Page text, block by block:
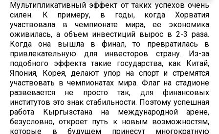
Мультипликативный эффект от таких успехов очень
силен. К примеру, в годы, когда Хорватия
участвовала в чемпионате мира, ее экономика
оживилась, а объем инвестиций вырос в 2-3 раза.
Когда она вышла в финал, то превратилась в
привлекательную для инвесторов страну. Из-за
подобного эффекта такие государства, как Китай,
Япония, Корея, делают упор на спорт и стремятся
участвовать в чемпионатах мира. Флаг на стадионе
развевается не просто так, для финансовых
институтов это знак стабильности. Поэтому успешная
работа Кыргызстана на международной арене,
безусловно, откроет путь к новым возможностям,
которые в будущем принесут многократную